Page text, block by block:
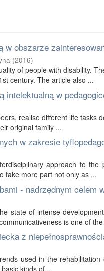
w obszarze
(2016)
of people with disability.
century. The article also ...
intelektualną w
realise different life tasks
original family ...
w zakresie
approach to
take more part not only as ...
- nadrzędnym celem
state of intense
is one of
z
used in the
kinds of ...